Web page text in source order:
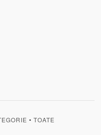
•TOATE